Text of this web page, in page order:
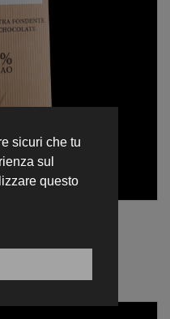
sicuri che tu
sul
questo
gr
66% - Trinidad -